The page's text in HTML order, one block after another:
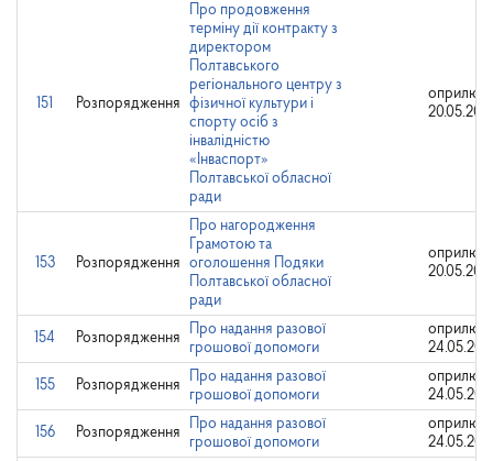
151 Розпорядження
Про продовження
терміну дії контракту з
директором
Полтавського
регіонального центру з
фізичної культури і
спорту осіб з
інвалідністю
«Інваспорт»
Полтавської обласної
ради
153 Розпорядження
Про нагородження
Грамотою та
оголошення Подяки
Полтавської обласної
ради
154 Розпорядження
Про надання разової
грошової допомоги
155 Розпорядження
Про надання разової
грошової допомоги
156 Розпорядження
Про надання разової
грошової допомоги